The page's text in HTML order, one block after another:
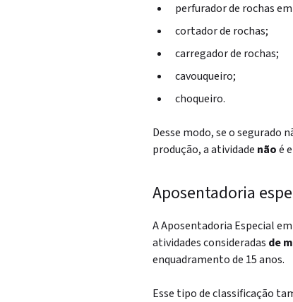
perfurador de rochas
cortador de rochas;
carregador de rochas;
cavouqueiro;
choqueiro.
Desse modo, se o segurado
produção, a atividade nãoé
Aposentadoria
A Aposentadoria Especial
atividades consideradas de
enquadramento de 15 anos.
Esse tipo de classificação